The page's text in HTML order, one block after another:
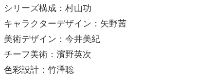
シリーズ構成：村山功
キャラクターデザイン：矢野茜
美術デザイン：今井美紀
チーフ美術：濱野英次
色彩設計：竹澤聡